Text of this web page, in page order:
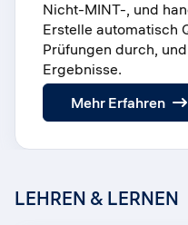
Nicht-MINT-, und
Erstelle automatisch
Prüfungen durch,
Ergebnisse.
Mehr Erfahren:
LEHREN & LERNEN